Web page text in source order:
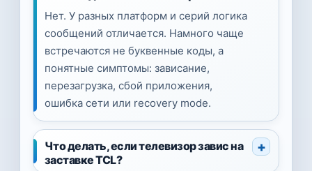
Нет. У разных платформ и серий логика
сообщений отличается. Намного чаще
встречаются не буквенные коды, а
понятные симптомы: зависание,
перезагрузка, сбой приложения,
ошибка сети или recovery mode.
Что делать, если телевизор завис на
заставке TCL?